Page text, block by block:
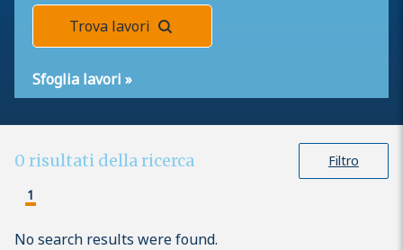
Trova lavori
Sfoglia lavori »
0 risultati della ricerca
Filtro
1
No search results were found.